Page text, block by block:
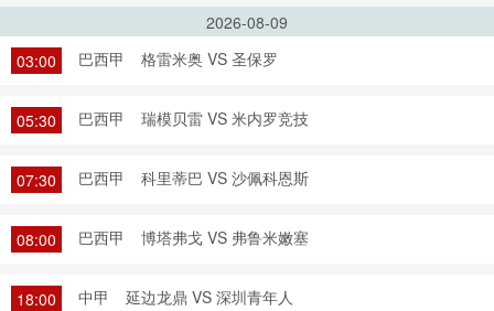
2026-08-09
03:00
巴西甲 格雷米奥 VS 圣保罗
05:30 巴西甲 瑞模贝雷 VS 米内罗竞技
07:30 巴西甲 科里蒂巴 VS 沙佩科恩斯
08:00 巴西甲 博塔弗戈 VS 弗鲁米嫩塞
18:00 中甲 延边龙鼎 VS 深圳青年人